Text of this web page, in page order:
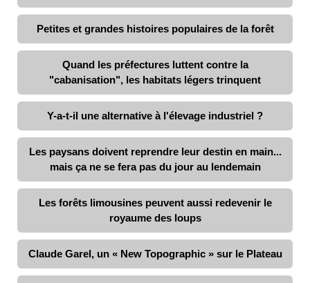
Petites et grandes histoires populaires de la forêt
Quand les préfectures luttent contre la
"cabanisation", les habitats légers trinquent
Y-a-t-il une alternative à l'élevage industriel ?
Les paysans doivent reprendre leur destin en main...
mais ça ne se fera pas du jour au lendemain
Les forêts limousines peuvent aussi redevenir le
royaume des loups
Claude Garel, un « New Topographic » sur le Plateau